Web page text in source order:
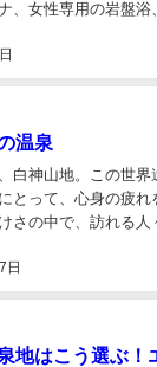
、女性専用の岩盤浴
温泉
日
白神山地。この世
とって、心身の疲
さの中で、訪れる人
地はこう選ぶ！